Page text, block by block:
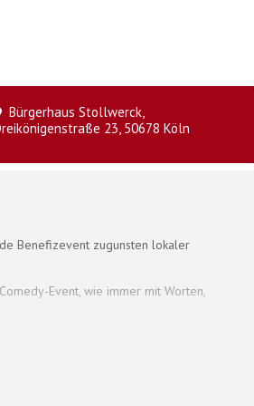
Bürgerhaus Stollwerck,
23, 50678 Köln
Benefizevent zugunsten lokaler
Event, wie immer mit Worten,
Glück auch immer wieder auf